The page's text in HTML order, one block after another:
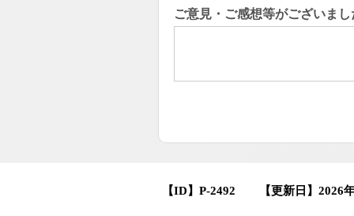
ご意見・ご感想等がございま
【ID】 P-2492 【更新日】 2026